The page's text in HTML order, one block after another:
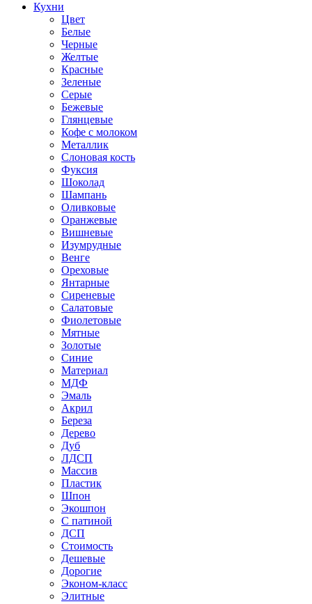
Кухни
Цвет
Белые
Черные
Желтые
Красные
Зеленые
Серые
Бежевые
Глянцевые
Кофе с молоком
Металлик
Слоновая кость
Фуксия
Шоколад
Шампань
Оливковые
Оранжевые
Вишневые
Изумрудные
Венге
Ореховые
Янтарные
Сиреневые
Салатовые
Фиолетовые
Мятные
Золотые
Синие
Материал
МДФ
Эмаль
Акрил
Береза
Дерево
Дуб
ЛДСП
Массив
Пластик
Шпон
Экошпон
С патиной
ДСП
Стоимость
Дешевые
Дорогие
Эконом-класс
Элитные